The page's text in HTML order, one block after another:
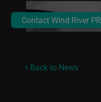
Contact Wind River PR
Back to News